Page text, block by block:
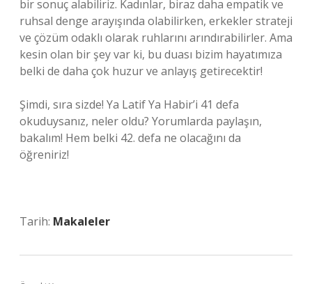
bir sonuç alabiliriz. Kadınlar, biraz daha empatik ve
ruhsal denge arayışında olabilirken, erkekler strateji
ve çözüm odaklı olarak ruhlarını arındırabilirler. Ama
kesin olan bir şey var ki, bu duası bizim hayatımıza
belki de daha çok huzur ve anlayış getirecektir!
Şimdi, sıra sizde! Ya Latif Ya Habir’i 41 defa
okuduysanız, neler oldu? Yorumlarda paylaşın,
bakalım! Hem belki 42. defa ne olacağını da
öğreniriz!
Tarih: Makaleler